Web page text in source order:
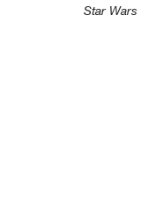
Star Wars